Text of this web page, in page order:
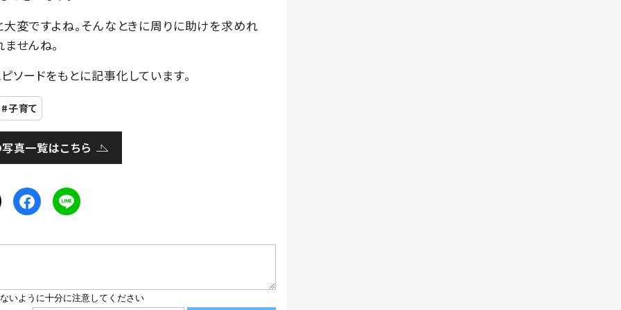
変ですよね。そんなときに周りに助けを求めれ
せんね。
ードをもとに記事化しています。
子育て
真一覧はこちら